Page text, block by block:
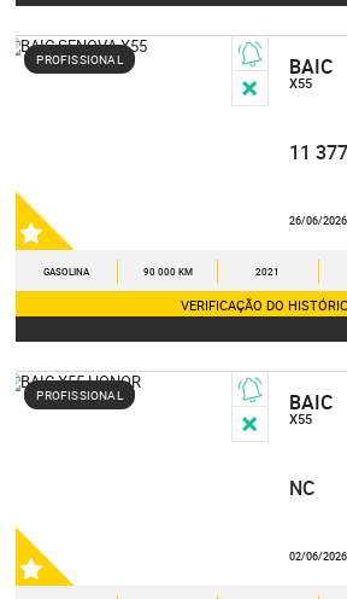
PROFISSIONAL BAIC
X55
11
26/06/2026
GASOLINA 90 000 KM 2021
VERIFICAÇÃO DO
PROFISSIONAL BAIC
X55
NC
02/06/2026